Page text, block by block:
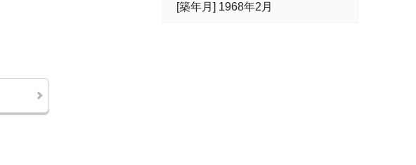
[築年月] 1968年2月